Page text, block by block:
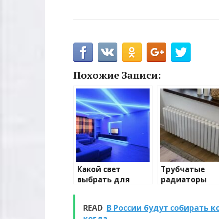
Похожие Записи:
Какой свет
выбрать для
Трубчатые
радиаторы
READ В России будут собирать